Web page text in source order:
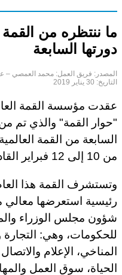
ما ننتظره من
دورتها السابعة
المصدر: فريق العمل: محمد العمصي –
التاريخ: 30 يناير 2019
عقدت مؤسسة القمة
"حوار القمة" والذي تم
السابعة من القمة
من 10 إلى 12 فبراير القادم.
رئيسية استعرضها معالي
شؤون مجلس الوزراء
للحكومات، وهي: التجارة
المناخي، الإعلام
الحياة، سوق العمل